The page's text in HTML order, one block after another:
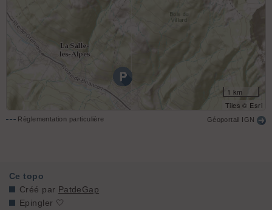
1 km
Tiles © Esri
Règlementation particulière Géoportail IGN
Ce topo
Créé par PatdeGap
Epingler 🤍